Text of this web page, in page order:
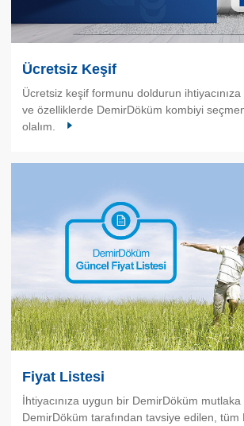
Ücretsiz Keşif
Ücretsiz keşif formunu doldurun
ve özelliklerde DemirDöküm kombiyi
olalım.
Fiyat Listesi
İhtiyacınıza uygun bir DemirDöküm mutlaka
DemirDöküm tarafından tavsiye edilen, tüm